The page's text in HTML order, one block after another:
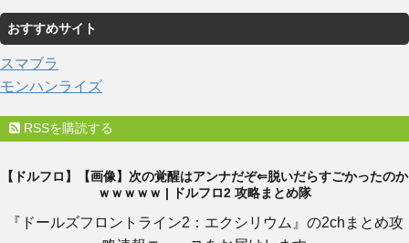
おすすめサイト
スマブラ
モンハンライズ
RSSを購読する
【ドルフロ】【画像】次の覚醒はアンナだぞ⇐脱いだらすごかったのか
ｗｗｗｗｗ | ドルフロ2 攻略まとめ隊
『ドールズフロントライン2：エクシリウム』の2chまとめ攻